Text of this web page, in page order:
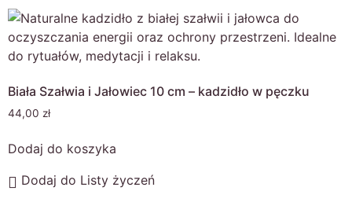
Biała Szałwia i Jałowiec 10 cm – kadzidło w pęczku
44,00 zł
Dodaj do koszyka
Dodaj do Listy życzeń